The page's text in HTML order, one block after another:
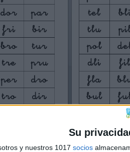
Su
y nuestros 1017 socios